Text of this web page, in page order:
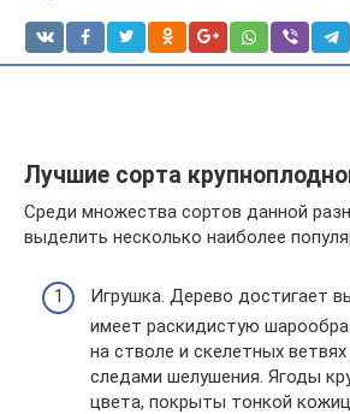
Лучшие сорта
Среди множества сортов данной
выделить несколько наиболее
Игрушка. Дерево достигает
имеет раскидистую
на стволе и скелетных
следами шелушения. Ягоды
цвета, покрыты тонкой